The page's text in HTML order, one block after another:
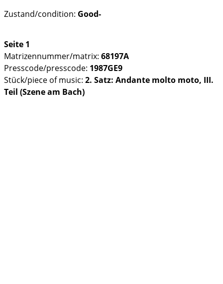
Zustand/condition: Good-
Seite 1
Matrizennummer/matrix: 68197A
Presscode/presscode: 1987GE9
Stück/piece of music: 2. Satz: Andante molto moto, III.
Teil (Szene am Bach)